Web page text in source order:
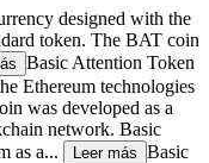
designed with the
token. The BAT coin
Basic Attention Token
Ethereum technologies
was developed as a
network. Basic
as a...
Leer más Basic